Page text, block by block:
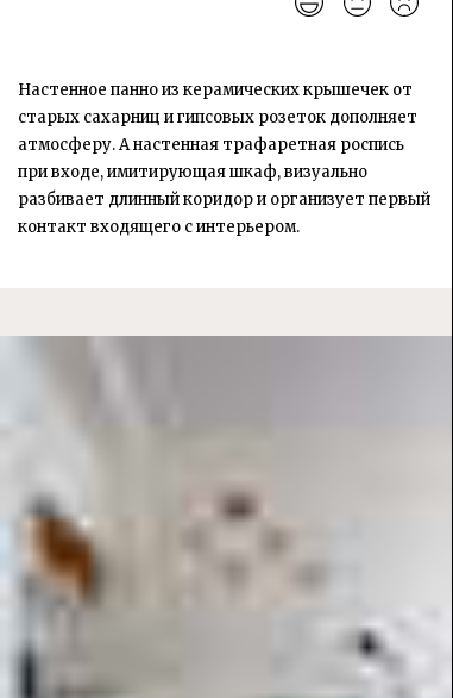
Настенное панно из керамических крышечек от
старых сахарниц и гипсовых розеток дополняет
атмосферу. А настенная трафаретная роспись
при входе, имитирующая шкаф, визуально
разбивает длинный коридор и организует первый
контакт входящего с интерьером.